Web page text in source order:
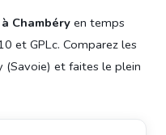
Chambéryen temps
et GPLc. Comparez les
(Savoie) et faites le plein